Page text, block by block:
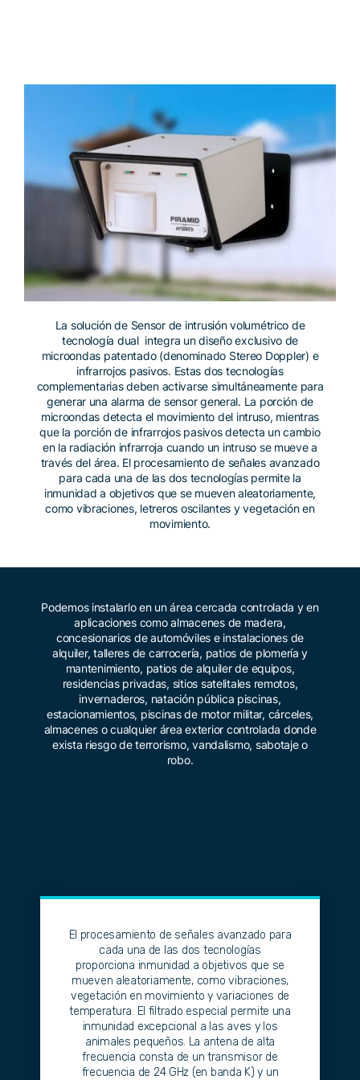
La solución de Sensor de intrusión volumétrico de
tecnología dual integra un diseño exclusivo de
microondas patentado (denominado Stereo Doppler) e
infrarrojos pasivos. Estas dos tecnologías
complementarias deben activarse simultáneamente para
generar una alarma de sensor general. La porción de
microondas detecta el movimiento del intruso, mientras
que la porción de infrarrojos pasivos detecta un cambio
en la radiación infrarroja cuando un intruso se mueve a
través del área. El procesamiento de señales avanzado
para cada una de las dos tecnologías permite la
inmunidad a objetivos que se mueven aleatoriamente,
como vibraciones, letreros oscilantes y vegetación en
movimiento.
Podemos instalarlo en un área cercada controlada y en
aplicaciones como almacenes de madera,
concesionarios de automóviles e instalaciones de
alquiler, talleres de carrocería, patios de plomería y
mantenimiento, patios de alquiler de equipos,
residencias privadas, sitios satelitales remotos,
invernaderos, natación pública piscinas,
estacionamientos, piscinas de motor militar, cárceles,
almacenes o cualquier área exterior controlada donde
exista riesgo de terrorismo, vandalismo, sabotaje o
robo.
El procesamiento de señales avanzado para
cada una de las dos tecnologías
proporciona inmunidad a objetivos que se
mueven aleatoriamente, como vibraciones,
vegetación en movimiento y variaciones de
temperatura. El filtrado especial permite una
inmunidad excepcional a las aves y los
animales pequeños. La antena de alta
frecuencia consta de un transmisor de
frecuencia de 24 GHz (en banda K) y un